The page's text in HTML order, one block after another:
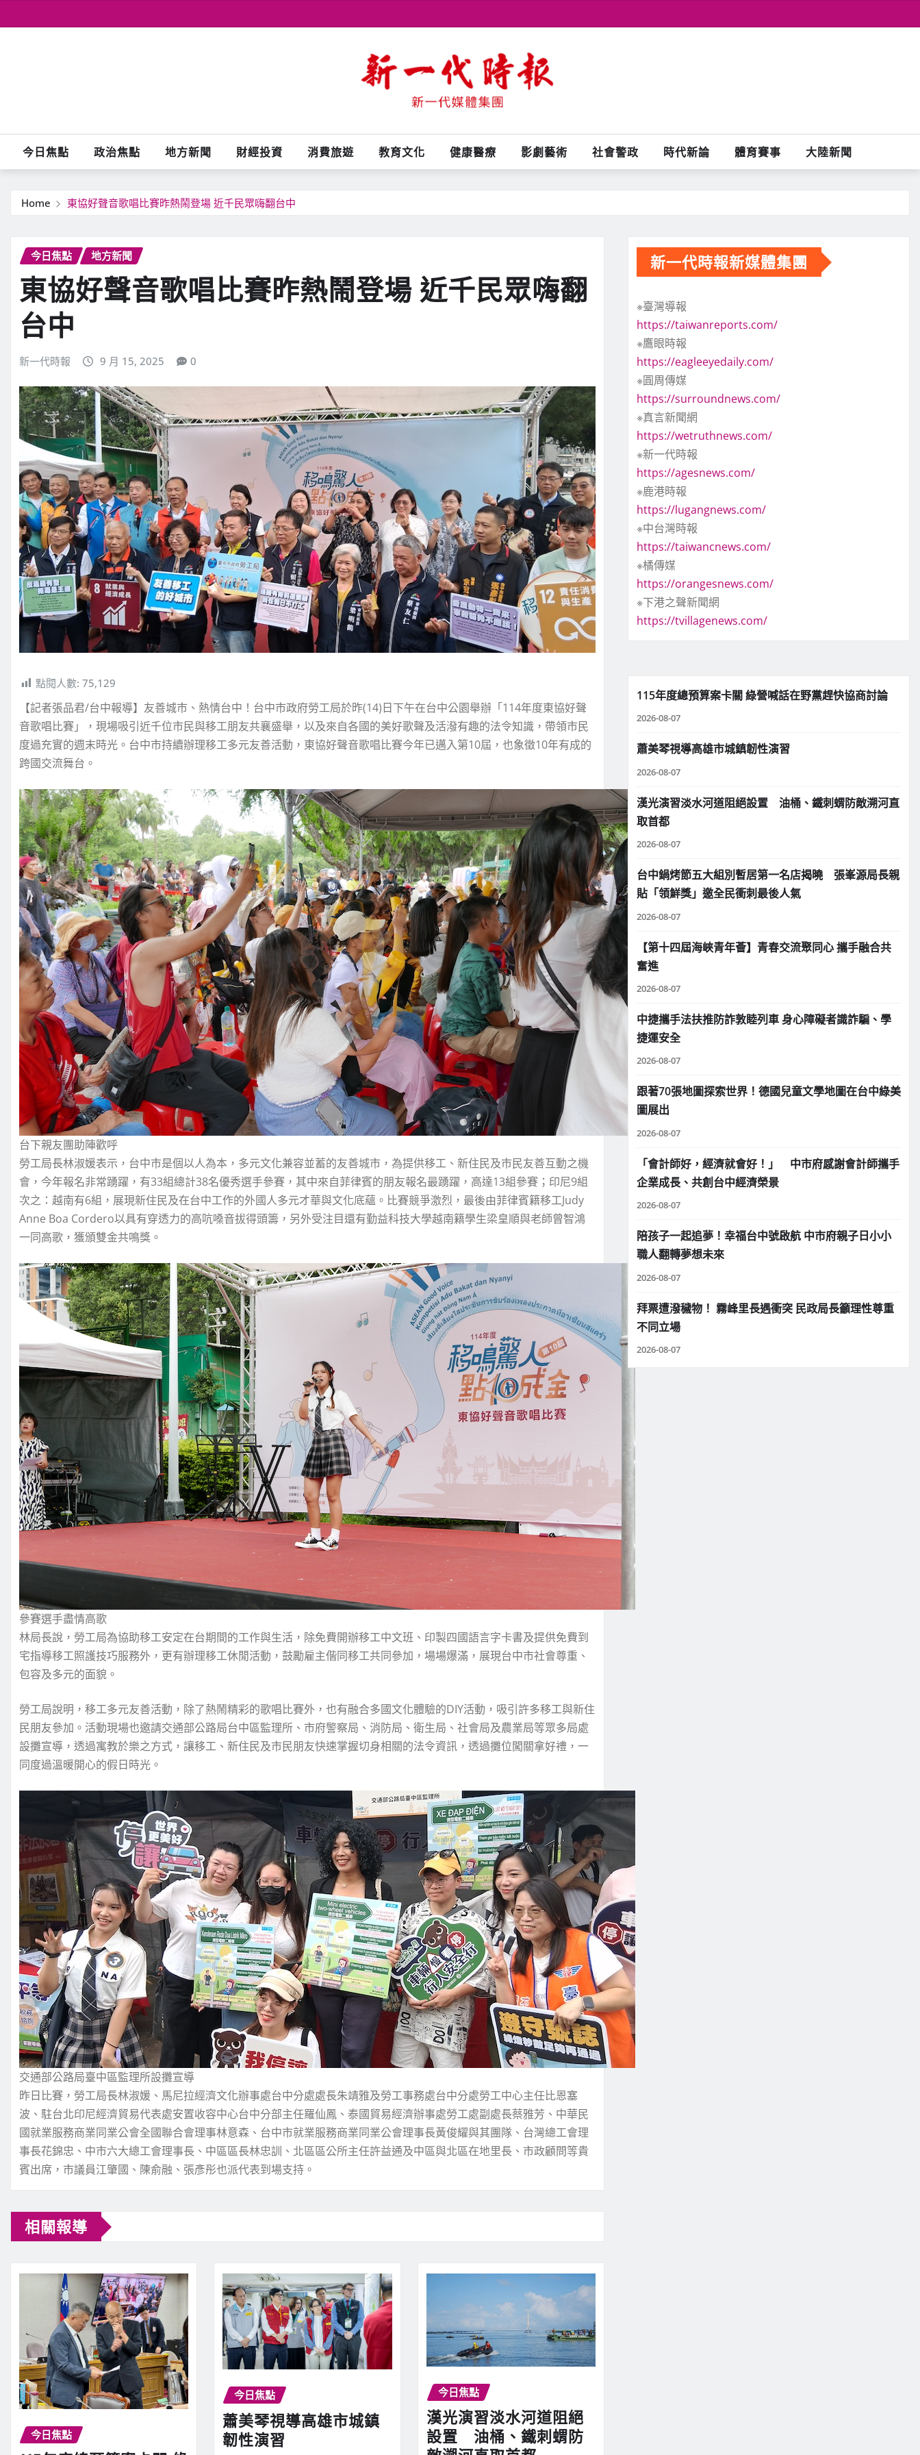
to
今日焦點 政治焦點 地方新聞 財經投資 消費旅遊 教育文化 健康醫療 影劇藝術 社會警政 時代新論 體育賽事 大陸新聞
Home 東協好聲音歌唱比賽昨熱鬧登場 近千民眾嗨翻台中
今日焦點 地方新聞
東協好聲音歌唱比賽昨熱鬧登場 近千民眾嗨翻
台中
新一代時報 9 月 15, 2025 0
點閱人數: 75,129
【記者張品君/台中報導】友善城市、熱情台中！台中市政府勞工局於昨(14)日下午在台中公園舉辦「114年度東協好聲
音歌唱比賽」，現場吸引近千位市民與移工朋友共襄盛舉，以及來自各國的美好歌聲及活潑有趣的法令知識，帶領市民
度過充實的週末時光。台中市持續辦理移工多元友善活動，東協好聲音歌唱比賽今年已邁入第10屆，也象徵10年有成的
跨國交流舞台。
台下親友團助陣歡呼
勞工局長林淑媛表示，台中市是個以人為本，多元文化兼容並蓄的友善城市，為提供移工、新住民及市民友善互動之機
會，今年報名非常踴躍，有33組總計38名優秀選手參賽，其中來自菲律賓的朋友報名最踴躍，高達13組參賽；印尼9組
次之：越南有6組，展現新住民及在台中工作的外國人多元才華與文化底蘊。比賽競爭激烈，最後由菲律賓籍移工Judy
Anne Boa Cordero以具有穿透力的高吭嗓音拔得頭籌，另外受注目還有勤益科技大學越南籍學生梁皇順與老師曾智鴻
一同高歌，獲頒雙金共鳴獎。
參賽選手盡情高歌
林局長說，勞工局為協助移工安定在台期間的工作與生活，除免費開辦移工中文班、印製四國語言字卡書及提供免費到
宅指導移工照護技巧服務外，更有辦理移工休閒活動，鼓勵雇主偕同移工共同參加，場場爆滿，展現台中市社會尊重、
包容及多元的面貌。
勞工局說明，移工多元友善活動，除了熱鬧精彩的歌唱比賽外，也有融合多國文化體驗的DIY活動，吸引許多移工與新住
民朋友參加。活動現場也邀請交通部公路局台中區監理所、市府警察局、消防局、衛生局、社會局及農業局等眾多局處
設攤宣導，透過寓教於樂之方式，讓移工、新住民及市民朋友快速掌握切身相關的法令資訊，透過攤位闖關拿好禮，一
同度過溫暖開心的假日時光。
交通部公路局臺中區監理所設攤宣導
昨日比賽，勞工局長林淑媛、馬尼拉經濟文化辦事處台中分處處長朱靖雅及勞工事務處台中分處勞工中心主任比恩塞
波、駐台北印尼經濟貿易代表處安置收容中心台中分部主任羅仙鳳、泰國貿易經濟辦事處勞工處副處長蔡雅芳、中華民
國就業服務商業同業公會全國聯合會理事林意森、台中市就業服務商業同業公會理事長黃俊耀與其團隊、台灣總工會理
事長花錦忠、中市六大總工會理事長、中區區長林忠訓、北區區公所主任許益通及中區與北區在地里長、市政顧問等貴
賓出席，市議員江肇國、陳俞融、張彥彤也派代表到場支持。
相關報導
今日焦點
今日焦點
蕭美琴視導高雄市城鎮
韌性演習
今日焦點
漢光演習淡水河道阻絕
設置 油桶、鐵刺蝟防
新一代時報新媒體集團
※臺灣導報
https://taiwanreports.com/
※鷹眼時報
https://eagleeyedaily.com/
※圓周傳媒
https://surroundnews.com/
※真言新聞網
https://wetruthnews.com/
※新一代時報
https://agesnews.com/
※鹿港時報
https://lugangnews.com/
※中台灣時報
https://taiwancnews.com/
※橘傳媒
https://orangesnews.com/
※下港之聲新聞網
https://tvillagenews.com/
115年度總預算案卡關 綠營喊話在野黨趕快協商討論
2026-08-07
蕭美琴視導高雄市城鎮韌性演習
2026-08-07
漢光演習淡水河道阻絕設置 油桶、鐵刺蝟防敵溯河直
取首都
2026-08-07
台中鍋烤節五大組別暫居第一名店揭曉 張峯源局長親
貼「領鮮獎」邀全民衝刺最後人氣
2026-08-07
【第十四屆海峽青年薈】青春交流聚同心 攜手融合共
奮進
2026-08-07
中捷攜手法扶推防詐敦睦列車 身心障礙者識詐騙、學
捷運安全
2026-08-07
跟著70張地圖探索世界！德國兒童文學地圖在台中綠美
圖展出
2026-08-07
「會計師好，經濟就會好！」 中市府感謝會計師攜手
企業成長、共創台中經濟榮景
2026-08-07
陪孩子一起追夢！幸福台中號啟航 中市府親子日小小
職人翻轉夢想未來
2026-08-07
拜票遭潑穢物！ 霧峰里長遇衝突 民政局長籲理性尊重
不同立場
2026-08-07